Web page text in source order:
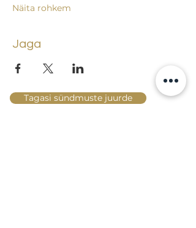
Näita rohkem
Jaga
Tagasi sündmuste juurde